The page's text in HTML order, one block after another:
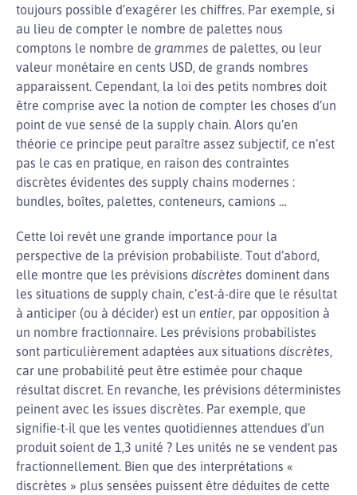
toujours possible d’exagérer les chiffres. Par exemple, si
au lieu de compter le nombre de palettes nous
comptons le nombre de grammes de palettes, ou leur
valeur monétaire en cents USD, de grands nombres
apparaissent. Cependant, la loi des petits nombres doit
être comprise avec la notion de compter les choses d’un
point de vue sensé de la supply chain. Alors qu’en
théorie ce principe peut paraître assez subjectif, ce n’est
pas le cas en pratique, en raison des contraintes
discrètes évidentes des supply chains modernes :
bundles, boîtes, palettes, conteneurs, camions …
Cette loi revêt une grande importance pour la
perspective de la prévision probabiliste. Tout d’abord,
elle montre que les prévisions discrètes dominent dans
les situations de supply chain, c’est-à-dire que le résultat
à anticiper (ou à décider) est un entier, par opposition à
un nombre fractionnaire. Les prévisions probabilistes
sont particulièrement adaptées aux situations discrètes,
car une probabilité peut être estimée pour chaque
résultat discret. En revanche, les prévisions déterministes
peinent avec les issues discrètes. Par exemple, que
signifie-t-il que les ventes quotidiennes attendues d’un
produit soient de 1,3 unité ? Les unités ne se vendent pas
fractionnellement. Bien que des interprétations «
discrètes » plus sensées puissent être déduites de cette